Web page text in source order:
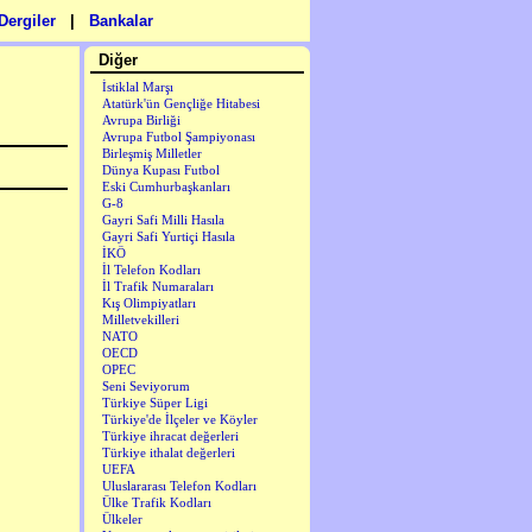
Dergiler Bankalar
Diğer
İstiklal Marşı
Atatürk'ün Gençliğe Hitabesi
Avrupa Birliği
Avrupa Futbol Şampiyonası
Birleşmiş Milletler
Dünya Kupası Futbol
Eski Cumhurbaşkanları
G-8
Gayri Safi Milli Hasıla
Gayri Safi Yurtiçi Hasıla
İKÖ
İl Telefon Kodları
İl Trafik Numaraları
Kış Olimpiyatları
Milletvekilleri
NATO
OECD
OPEC
Seni Seviyorum
Türkiye Süper Ligi
Türkiye'de İlçeler ve Köyler
Türkiye ihracat değerleri
Türkiye ithalat değerleri
UEFA
Uluslararası Telefon Kodları
Ülke Trafik Kodları
Ülkeler